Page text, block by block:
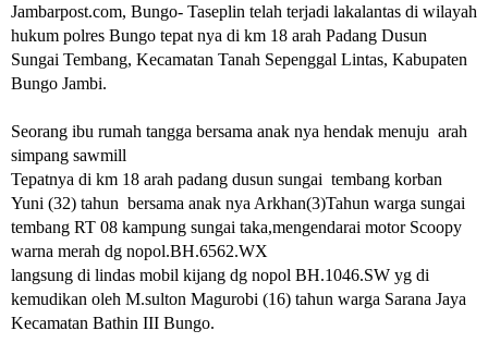
Jambarpost.com, Bungo- Taseplin telah terjadi lakalantas di wilayah
hukum polres Bungo tepat nya di km 18 arah Padang Dusun
Sungai Tembang, Kecamatan Tanah Sepenggal Lintas, Kabupaten
Bungo Jambi.
Seorang ibu rumah tangga bersama anak nya hendak menuju arah
simpang sawmill
Tepatnya di km 18 arah padang dusun sungai tembang korban
Yuni (32) tahun bersama anak nya Arkhan(3)Tahun warga sungai
tembang RT 08 kampung sungai taka,mengendarai motor Scoopy
warna merah dg nopol.BH.6562.WX
langsung di lindas mobil kijang dg nopol BH.1046.SW yg di
kemudikan oleh M.sulton Magurobi (16) tahun warga Sarana Jaya
Kecamatan Bathin III Bungo.